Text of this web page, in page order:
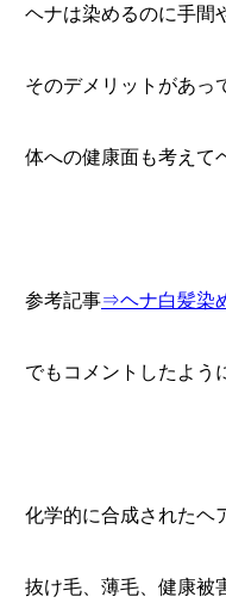
ヘナは染めるのに手間
そのデメリットがあっ
体への健康面も考えて
参考記事⇒ヘナ白髪染
でもコメントしたよう
化学的に合成されたヘ
抜け毛、薄毛、健康被